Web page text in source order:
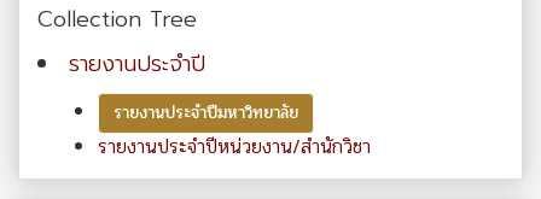
Collection Tree
รายงานประจำปี
รายงานประจำปีมหาวิทยาลัย
รายงานประจำปีหน่วยงาน/สำนักวิชา